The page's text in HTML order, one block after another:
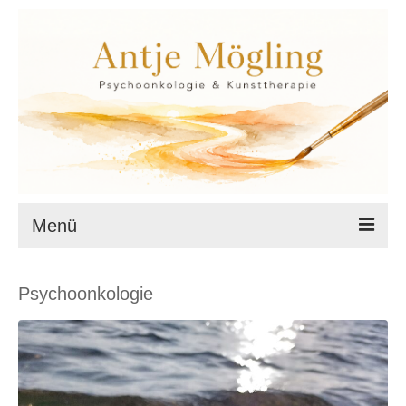
Menü
Cookie-Richtlinie (EU)
Impressum
Psychoonkologie